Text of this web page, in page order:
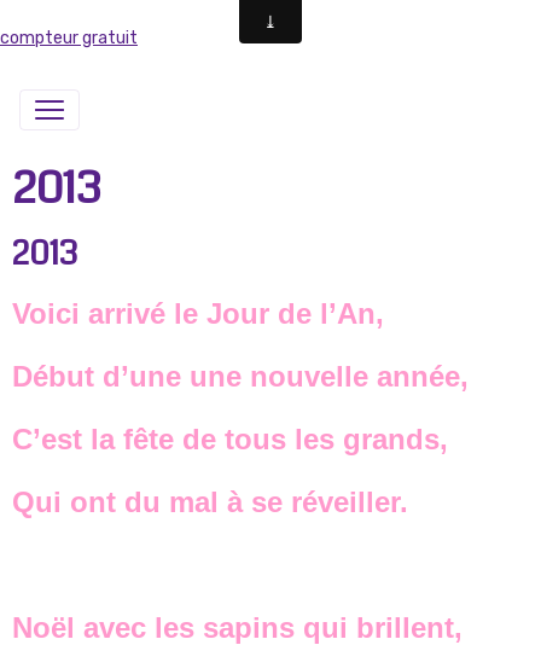
compteur gratuit
2013
2013
Voici arrivé le Jour de l’An,
Début d’une une nouvelle année,
C’est la fête de tous les grands,
Qui ont du mal à se réveiller.
Noël avec les sapins qui brillent,